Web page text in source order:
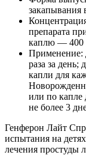
закапывания
препарата
каплю —
Применение:
раза за день;
капли для
или по капле
не более 3
Генферон Лайт
испытания на
лечения простуды